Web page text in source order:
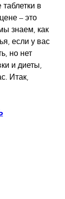
в
– это
знаем, как
если у вас
но нет
и диеты,
Итак,